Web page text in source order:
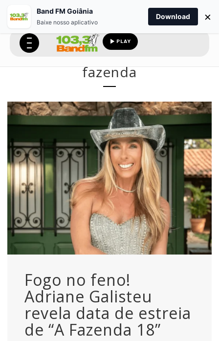
PLAY
fazenda
Fogo no feno!
Adriane Galisteu
revela data de estreia
de “A Fazenda 18”
Band FM Goiânia
Baixe nosso aplicativo
Download ×